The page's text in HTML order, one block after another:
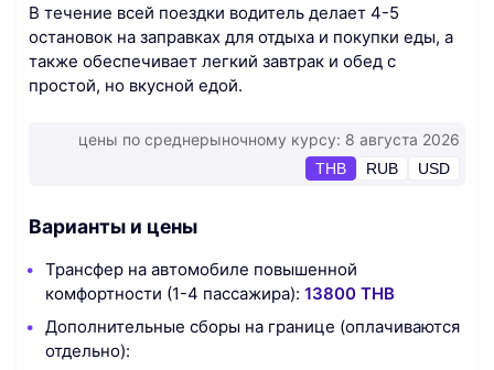
В течение всей поездки водитель делает 4-5
остановок на заправках для отдыха и покупки еды, а
также обеспечивает легкий завтрак и обед с
простой, но вкусной едой.
цены по среднерыночному курсу: 8 августа 2026
THB RUB USD
Варианты и цены
Трансфер на автомобиле повышенной
комфортности (1-4 пассажира): 13800 THB
Дополнительные сборы на границе (оплачиваются
отдельно):